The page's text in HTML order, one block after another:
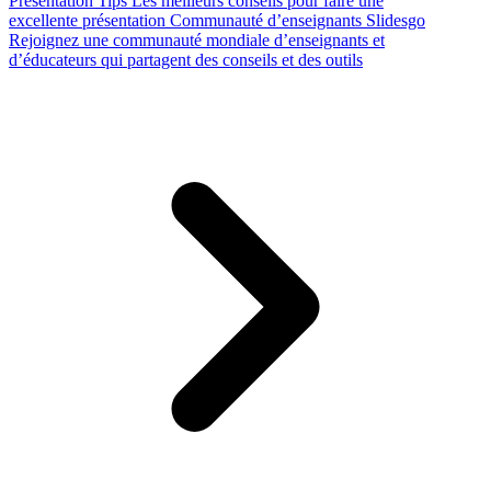
excellente présentation Communauté d’enseignants Slidesgo
Rejoignez une communauté mondiale d’enseignants et
d’éducateurs qui partagent des conseils et des outils